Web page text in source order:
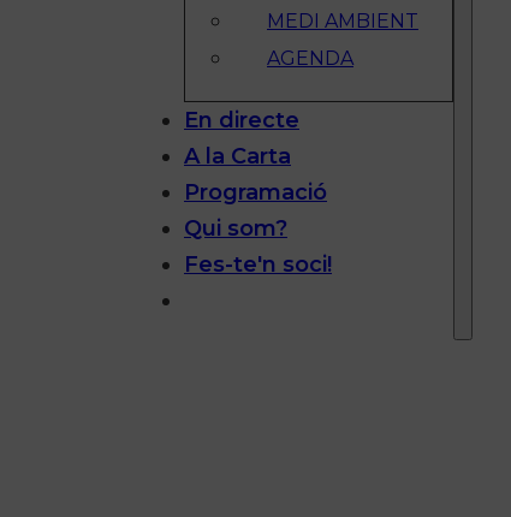
MEDI AMBIENT
AGENDA
En directe
A la Carta
Programació
Qui som?
Fes-te'n soci!